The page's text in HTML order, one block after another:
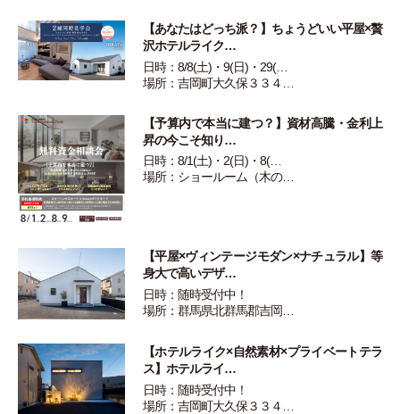
【あなたはどっち派？】ちょうどいい平屋×贅
沢ホテルライク…
日時：8/8(土)・9(日)・29(…
場所：吉岡町大久保３３４…
【予算内で本当に建つ？】資材高騰・金利上
昇の今こそ知り…
日時：8/1(土)・2(日)・8(…
場所：ショールーム（木の…
【平屋×ヴィンテージモダン×ナチュラル】等
身大で高いデザ…
日時：随時受付中！
場所：群馬県北群馬郡吉岡…
【ホテルライク×自然素材×プライベートテラ
ス】ホテルライ…
日時：随時受付中！
場所：吉岡町大久保３３４…